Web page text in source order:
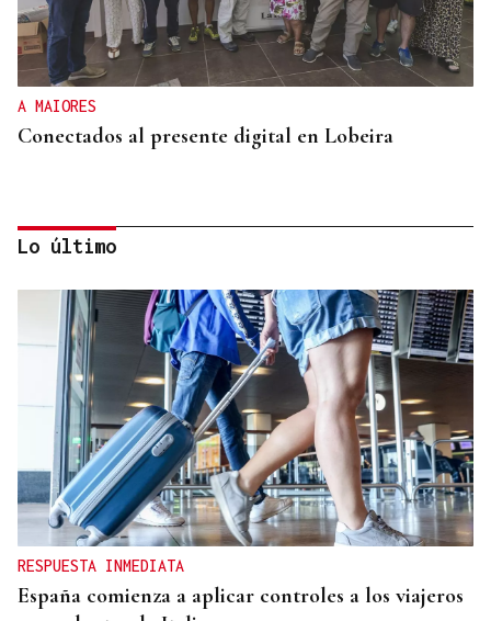
A MAIORES
Conectados al presente digital en Lobeira
Lo último
RESPUESTA INMEDIATA
España comienza a aplicar controles a los viajeros